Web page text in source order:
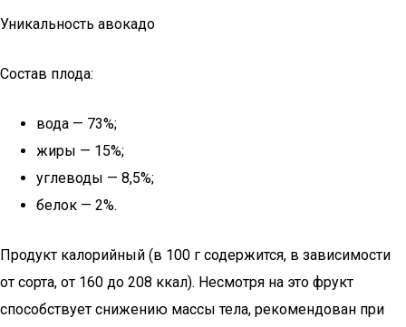
Уникальность авокадо
Состав плода:
вода — 73%;
жиры — 15%;
углеводы — 8,5%;
белок — 2%.
Продукт калорийный (в 100 г содержится, в зависимости
от сорта, от 160 до 208 ккал). Несмотря на это фрукт
способствует снижению массы тела, рекомендован при